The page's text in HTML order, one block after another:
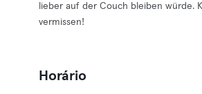
lieber auf der Couch bleiben würde.
vermissen!
Horário